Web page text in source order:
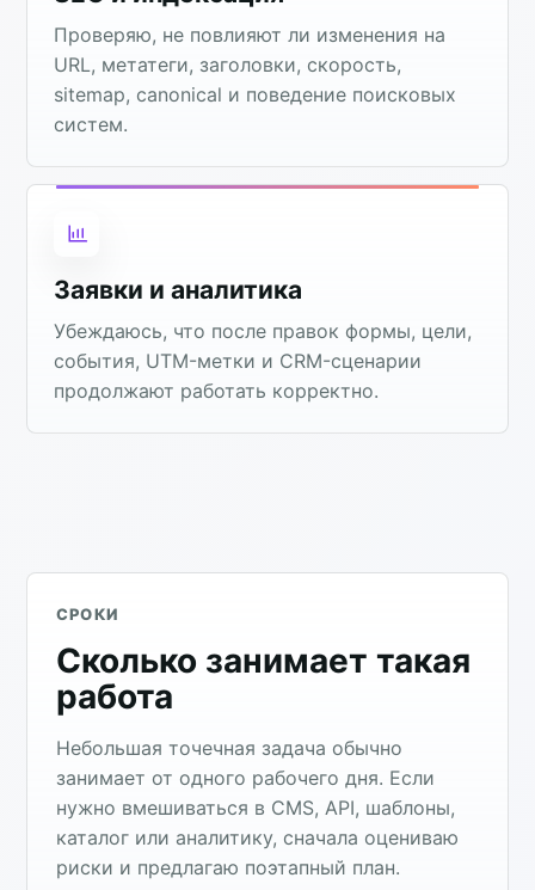
Проверяю, не повлияют ли изменения на
URL, метатеги, заголовки, скорость,
sitemap, canonical и поведение поисковых
систем.
Заявки и аналитика
Убеждаюсь, что после правок формы, цели,
события, UTM-метки и CRM-сценарии
продолжают работать корректно.
СРОКИ
Сколько занимает такая
работа
Небольшая точечная задача обычно
занимает от одного рабочего дня. Если
нужно вмешиваться в CMS, API, шаблоны,
каталог или аналитику, сначала оцениваю
риски и предлагаю поэтапный план.